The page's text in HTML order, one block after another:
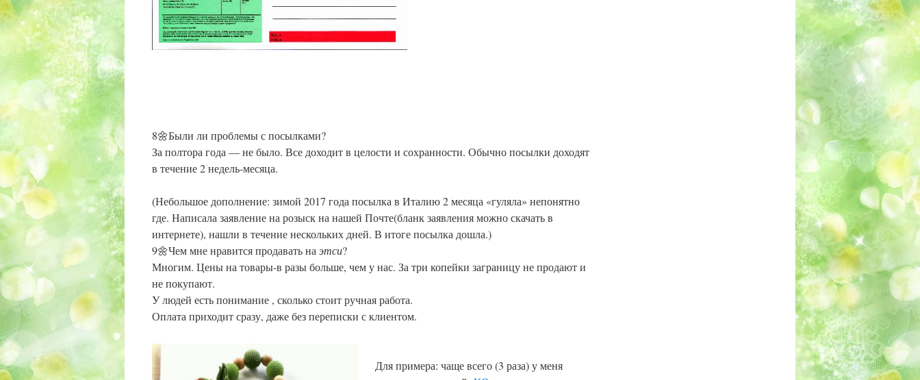
8🌼Были ли проблемы с посылками?
За полтора года — не было. Все доходит в целости и сохранности. Обычно посылки доходят
в течение 2 недель-месяца.
(Небольшое дополнение: зимой 2017 года посылка в Италию 2 месяца «гуляла» непонятно
где. Написала заявление на розыск на нашей Почте(бланк заявления можно скачать в
интернете), нашли в течение нескольких дней. В итоге посылка дошла.)
9🌼Чем мне нравится продавать на этси?
Многим. Цены на товары-в разы больше, чем у нас. За три копейки заграницу не продают и
не покупают.
У людей есть понимание , сколько стоит ручная работа.
Оплата приходит сразу, даже без переписки с клиентом.
Для примера: чаще всего (3 раза) у меня